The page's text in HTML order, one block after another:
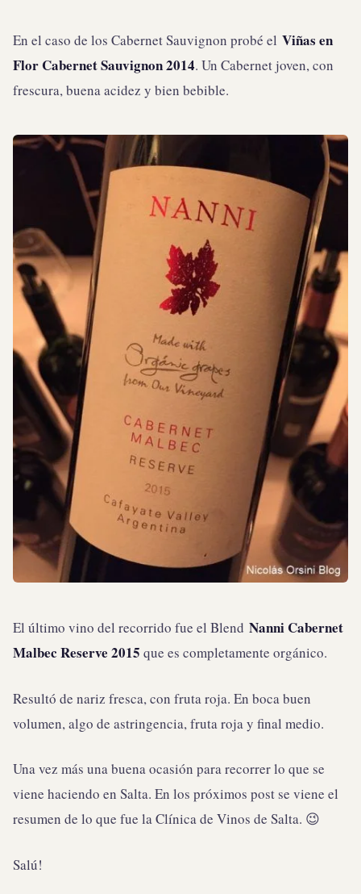
En el caso de los Cabernet Sauvignon probé el Viñas en
Flor Cabernet Sauvignon 2014. Un Cabernet joven, con
frescura, buena acidez y bien bebible.
El último vino del recorrido fue el Blend Nanni Cabernet
Malbec Reserve 2015 que es completamente orgánico.
Resultó de nariz fresca, con fruta roja. En boca buen
volumen, algo de astringencia, fruta roja y final medio.
Una vez más una buena ocasión para recorrer lo que se
viene haciendo en Salta. En los próximos post se viene el
resumen de lo que fue la Clínica de Vinos de Salta. 😉
Salú!